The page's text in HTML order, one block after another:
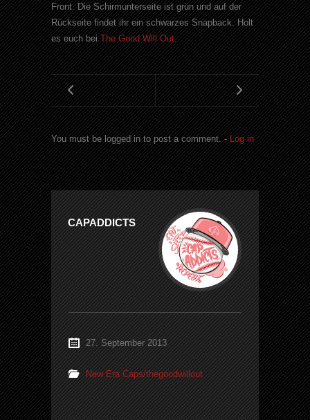
Front. Die Schirmunterseite ist grün und auf der
Rückseite findet ihr ein schwarzes Snapback. Holt
es euch beiThe Good Will Out.
You must be logged in to post a comment. -Log in
CAPADDICTS
27. September 2013
New Era Caps/thegoodwillout